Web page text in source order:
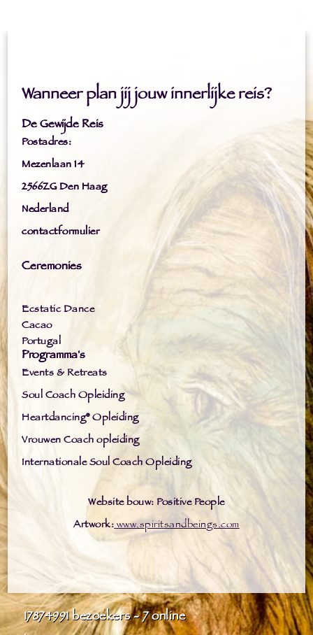
Wanneer plan jij jouw innerlijke reis?
De Gewijde Reis
Postadres:
Mezenlaan 14
2566ZG Den Haag
Nederland
contactformulier
Ceremonies
Ecstatic Dance
Cacao
Portugal
Programma's
Events & Retreats
Soul Coach Opleiding
Heartdancing® Opleiding
Vrouwen Coach opleiding
Internationale Soul Coach Opleiding
Website bouw: Positive People
Artwork:www.spiritsandbeings.com
17874991bezoekers - 7 online